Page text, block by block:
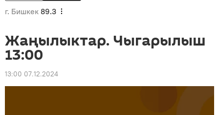
г. Бишкек 89.3
Жаңылыктар. Чыгарылыш
13:00
13:00 07.12.2024